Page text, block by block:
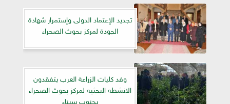
تجديد الإعتماد الدولى وإستمرار شهادة
الجودة لمركز بحوث الصحراء
وفد كليات الزراعة العرب يتفقدون
الانشطه البحثيه لمركز بحوث الصحراء
بجنوب سيناء